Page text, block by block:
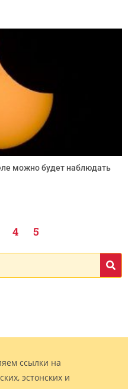
можно будет наблюдать
4 5
ссылки на
эстонских и